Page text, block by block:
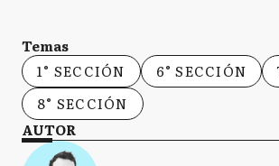
Temas
1° SECCIÓN
6° SECCIÓN
8° SECCIÓN
AUTOR